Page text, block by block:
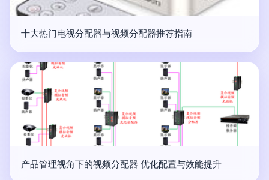
十大热门电视分配器与视频分配器推荐指南
产品管理视角下的视频分配器 优化配置与效能提升